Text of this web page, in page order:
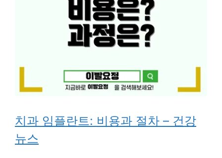
치과 임플란트: 비용과 절차 – 건강
뉴스